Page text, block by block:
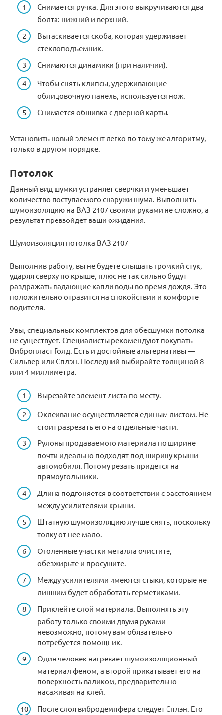
Снимается ручка. Для этого выкручиваются два
болта: нижний и верхний.
Вытаскивается скоба, которая удерживает
стеклоподъемник.
Снимаются динамики (при наличии).
Чтобы снять клипсы, удерживающие
облицовочную панель, используется нож.
Снимается обшивка с дверной карты.
Установить новый элемент легко по тому же алгоритму,
только в другом порядке.
Потолок
Данный вид шумки устраняет сверчки и уменьшает
количество поступаемого снаружи шума. Выполнить
шумоизоляцию на ВАЗ 2107 своими руками не сложно, а
результат превзойдет ваши ожидания.
Шумоизоляция потолка ВАЗ 2107
Выполнив работу, вы не будете слышать громкий стук,
ударяя сверху по крыше, плюс не так сильно будут
раздражать падающие капли воды во время дождя. Это
положительно отразится на спокойствии и комфорте
водителя.
Увы, специальных комплектов для обесшумки потолка
не существует. Специалисты рекомендуют покупать
Вибропласт Голд. Есть и достойные альтернативы —
Сильвер или Сплэн. Последний выбирайте толщиной 8
или 4 миллиметра.
Вырезайте элемент листа по месту.
Оклеивание осуществляется единым листом. Не
стоит разрезать его на отдельные части.
Рулоны продаваемого материала по ширине
почти идеально подходят под ширину крыши
автомобиля. Потому резать придется на
прямоугольники.
Длина подгоняется в соответствии с расстоянием
между усилителями крыши.
Штатную шумоизоляцию лучше снять, поскольку
толку от нее мало.
Оголенные участки металла очистите,
обезжирьте и просушите.
Между усилителями имеются стыки, которые не
лишним будет обработать герметиками.
Приклейте слой материала. Выполнять эту
работу только своими двумя руками
невозможно, потому вам обязательно
потребуется помощник.
Один человек нагревает шумоизоляционный
материал феном, а второй прикатывает его на
поверхность валиком, предварительно
насаживая на клей.
После слоя вибродемпфера следует Сплэн. Его